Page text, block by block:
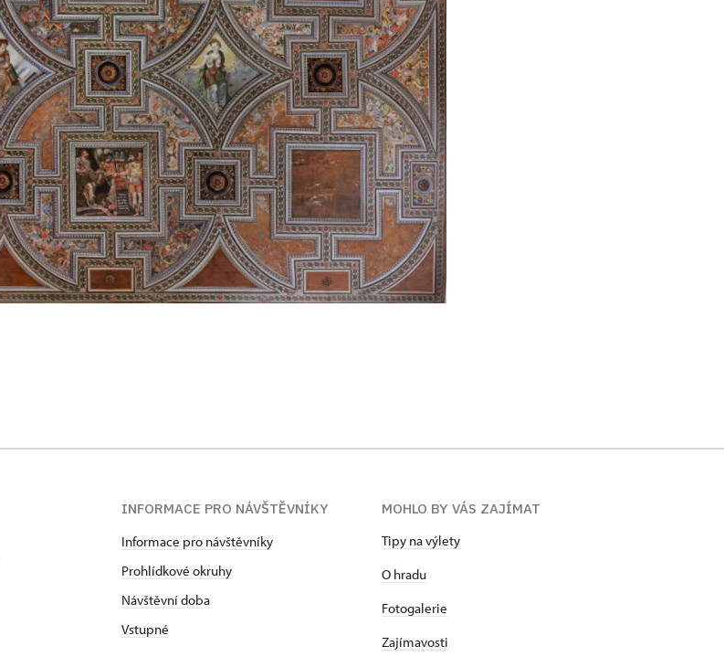
INFORMACE PRO NÁVŠTĚVNÍKY
Informace pro návštěvníky
Prohlídkové okruhy
Návštěvní doba
Vstupné
MOHLO BY VÁS ZAJÍMAT
Tipy na výlety
O hradu
Fotogalerie
Zajímavosti